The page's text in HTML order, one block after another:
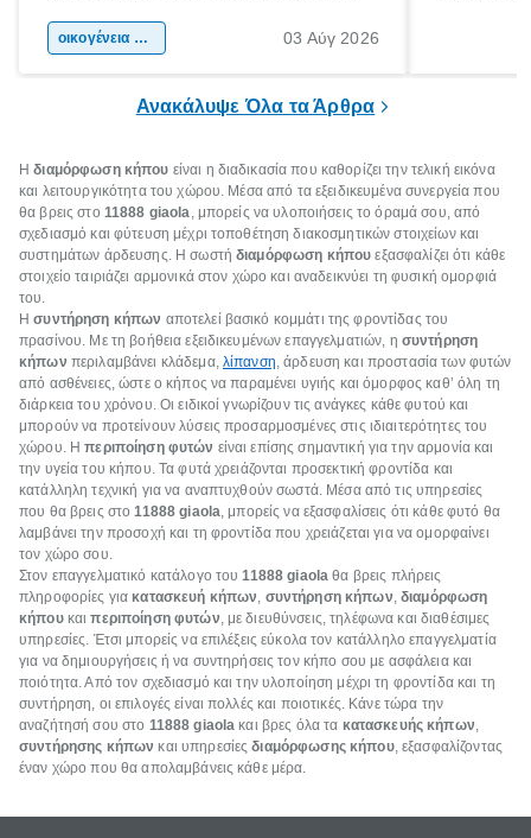
χώρας. Είτε πρόκειται για λίγες μέρες
οικογένεια & παιδί 03 Αύγ 2026
Ανακάλυψε Όλα τα Άρθρα
Ηδιαμόρφωση κήπου είναι η διαδικασία που καθορίζει την τελική εικόνα
και λειτουργικότητα του χώρου. Μέσα από τα εξειδικευμένα συνεργεία που
θα βρεις στο 11888 giaola, μπορείς να υλοποιήσεις το όραμά σου, από
σχεδιασμό και φύτευση μέχρι τοποθέτηση διακοσμητικών στοιχείων και
συστημάτων άρδευσης. Η σωστήδιαμόρφωση κήπου εξασφαλίζει ότι κάθε
στοιχείο ταιριάζει αρμονικά στον χώρο και αναδεικνύει τη φυσική ομορφιά
του.
Ησυντήρηση κήπων αποτελεί βασικό κομμάτι της φροντίδας του
πρασίνου. Με τη βοήθεια εξειδικευμένων επαγγελματιών, η συντήρηση
κήπων περιλαμβάνει κλάδεμα, λίπανση, άρδευση και προστασία των φυτών
από ασθένειες, ώστε ο κήπος να παραμένει υγιής και όμορφος καθ’ όλη τη
διάρκεια του χρόνου. Οι ειδικοί γνωρίζουν τις ανάγκες κάθε φυτού και
μπορούν να προτείνουν λύσεις προσαρμοσμένες στις ιδιαιτερότητες του
χώρου. Ηπεριποίηση φυτών είναι επίσης σημαντική για την αρμονία και
την υγεία του κήπου. Τα φυτά χρειάζονται προσεκτική φροντίδα και
κατάλληλη τεχνική για να αναπτυχθούν σωστά. Μέσα από τις υπηρεσίες
που θα βρεις στο11888 giaola, μπορείς να εξασφαλίσεις ότι κάθε φυτό θα
λαμβάνει την προσοχή και τη φροντίδα που χρειάζεται για να ομορφαίνει
τον χώρο σου.
Στον επαγγελματικό κατάλογο του11888 giaola θα βρεις πλήρεις
πληροφορίες για κατασκευή κήπων, συντήρηση κήπων,διαμόρφωση
κήπουκαιπεριποίηση φυτών, με διευθύνσεις, τηλέφωνα και διαθέσιμες
υπηρεσίες. Έτσι μπορείς να επιλέξεις εύκολα τον κατάλληλο επαγγελματία
για να δημιουργήσεις ή να συντηρήσεις τον κήπο σου με ασφάλεια και
ποιότητα. Από τον σχεδιασμό και την υλοποίηση μέχρι τη φροντίδα και τη
συντήρηση, οι επιλογές είναι πολλές και ποιοτικές. Κάνε τώρα την
αναζήτησή σου στο 11888 giaola και βρες όλα τα κατασκευής κήπων,
συντήρησης κήπων και υπηρεσίεςδιαμόρφωσης κήπου, εξασφαλίζοντας
έναν χώρο που θα απολαμβάνεις κάθε μέρα.